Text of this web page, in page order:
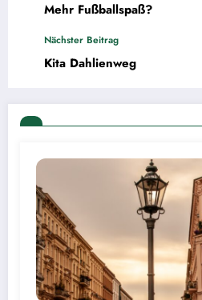
Mehr Fußballspaß?
Nächster Beitrag
Kita Dahlienweg